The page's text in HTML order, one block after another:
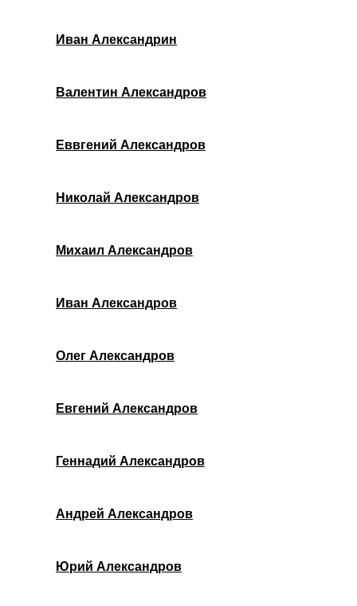
Иван Александрин
Валентин Александров
Еввгений Александров
Николай Александров
Михаил Александров
Иван Александров
Олег Александров
Евгений Александров
Геннадий Александров
Андрей Александров
Юрий Александров